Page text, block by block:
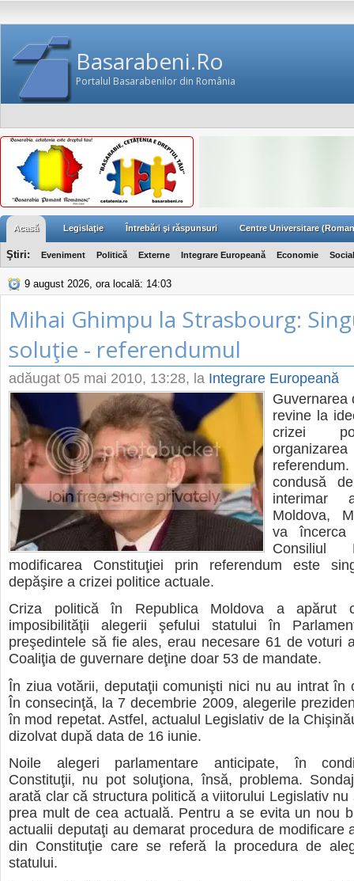
Basarabeni.Ro
Portalul Basarabenilor din România
Acasă Legislaţie Întrebări şi răspunsuri Centre Universitare
Ştiri: Eveniment Politică Externe Integrare Europeană Economie Social
9 august 2026, ora locală: 14:03
Mihai Ghimpu la Strasbourg:
soluţie - referendumul
adăugat 05 mai 2010, 13:28, la Integrare Europeană
Guvernarea
revine la
crizei
condusă
interimar
Moldova,
va încerca
Consiliul
modificarea Constituţiei prin referendum este
depăşire a crizei politice actuale.
Criza politică în Republica Moldova a apărut
imposibilităţii alegerii şefului statului în
preşedintele să fie ales, erau necesare 61 de voturi
Coaliţia de guvernare deţine doar 53 de mandate.
În ziua votării, deputaţii comunişti nici nu au intrat în
În consecinţă, la 7 decembrie 2009, alegerile
în mod repetat. Astfel, actualul Legislativ de la
dizolvat după data de 16 iunie.
Noile alegeri parlamentare anticipate, în
Constituţii, nu pot soluţiona, însă, problema.
arată clar că structura politică a viitorului Legislativ nu
prea mult de cea actuală. Pentru a se evita un nou
actualii deputaţi au demarat procedura de modificare
din Constituţie care se referă la procedura de
statului.